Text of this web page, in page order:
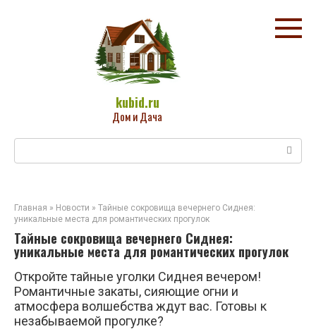
kubid.ru
Дом и Дача
Главная » Новости » Тайные сокровища вечернего Сиднея:
уникальные места для романтических прогулок
Тайные сокровища вечернего Сиднея:
уникальные места для романтических прогулок
Откройте тайные уголки Сиднея вечером!
Романтичные закаты, сияющие огни и
атмосфера волшебства ждут вас. Готовы к
незабываемой прогулке?